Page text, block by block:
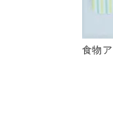
食物